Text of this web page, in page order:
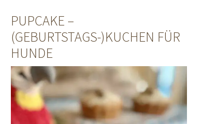
PUPCAKE –
(GEBURTSTAGS-)KUCHEN FÜR
HUNDE